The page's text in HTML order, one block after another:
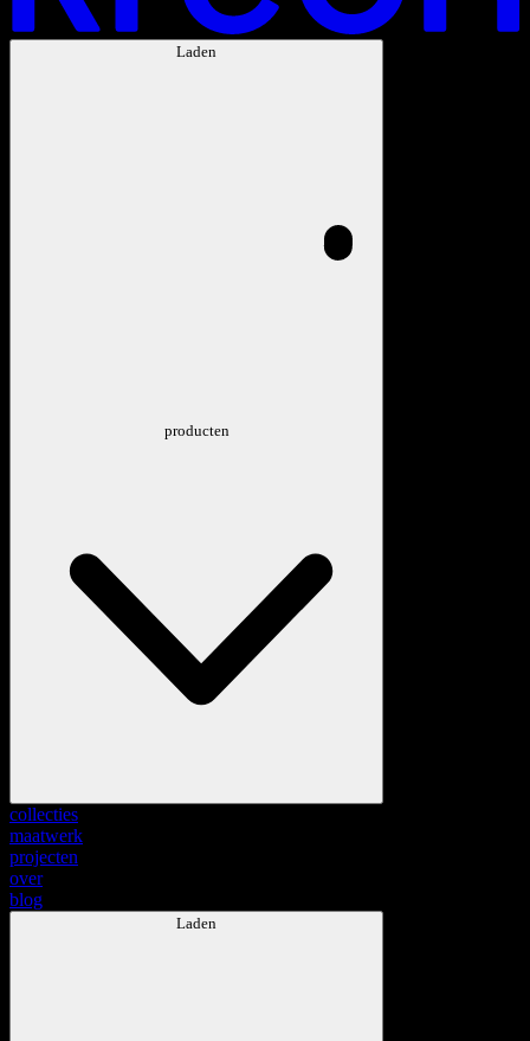
Laden
producten
collecties
maatwerk
projecten
over
blog
Laden